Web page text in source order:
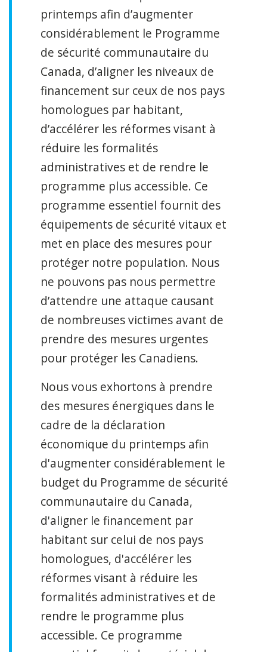
printemps afin d’augmenter
considérablement le Programme
de sécurité communautaire du
Canada, d’aligner les niveaux de
financement sur ceux de nos pays
homologues par habitant,
d’accélérer les réformes visant à
réduire les formalités
administratives et de rendre le
programme plus accessible. Ce
programme essentiel fournit des
équipements de sécurité vitaux et
met en place des mesures pour
protéger notre population. Nous
ne pouvons pas nous permettre
d’attendre une attaque causant
de nombreuses victimes avant de
prendre des mesures urgentes
pour protéger les Canadiens.
Nous vous exhortons à prendre
des mesures énergiques dans le
cadre de la déclaration
économique du printemps afin
d'augmenter considérablement le
budget du Programme de sécurité
communautaire du Canada,
d'aligner le financement par
habitant sur celui de nos pays
homologues, d'accélérer les
réformes visant à réduire les
formalités administratives et de
rendre le programme plus
accessible. Ce programme